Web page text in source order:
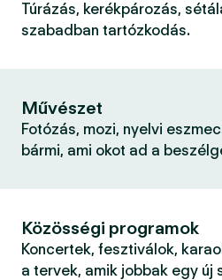
Túrázás, kerékpározás,
szabadban tartózkodás.
Művészet
Fotózás, mozi, nyelvi
bármi, ami okot ad a
Közösségi programok
Koncertek, fesztiválok,
a tervek, amik jobbak egy új